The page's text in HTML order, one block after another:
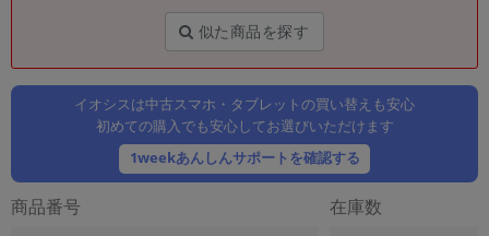
似た商品を探す
イオシスは中古スマホ・タブレットの買い替えも安心
初めての購入でも安心してお選びいただけます
1weekあんしんサポートを確認する
商品番号 在庫数
「Apple」「SONY」「SHARP」など
機能・特徴
商品の搭載機能による絞り込み
「5G対応」「防水」「ワンセグ」など
ドライブ
ドライブの絞り込み